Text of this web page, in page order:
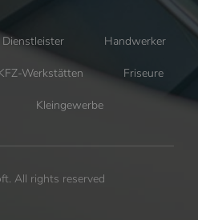
Dienstleister Handwerker
Werkstätten Friseure
Kleingewerbe
All rights reserved